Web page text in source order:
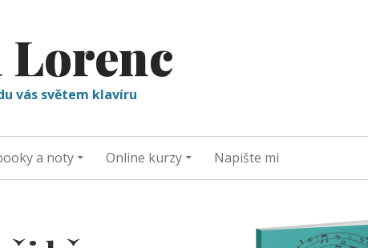
Lorenc
vás světem klavíru
a noty Online kurzy Napište mi